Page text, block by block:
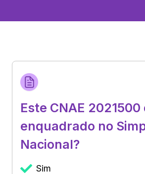
Este CNAE 2021500
enquadrado no
Nacional?
Sim